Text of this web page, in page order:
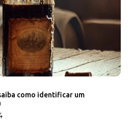
como identificar um